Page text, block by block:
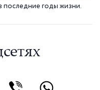
последние годы жизни.